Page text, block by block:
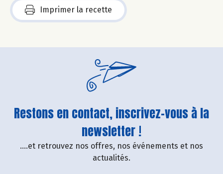
Imprimer la recette
Restons en contact, inscrivez-vous à la
newsletter !
....et retrouvez nos offres, nos événements et nos
actualités.